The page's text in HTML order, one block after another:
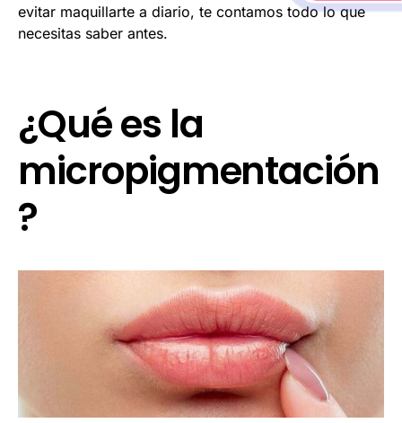
evitar maquillarte a diario, te contamos todo lo que
necesitas saber antes.
¿Qué es la
micropigmentación
?